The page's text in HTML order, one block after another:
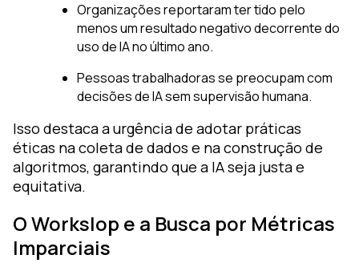
Organizações reportaram ter tido pelo
menos um resultado negativo decorrente do
uso de IA no último ano.
Pessoas trabalhadoras se preocupam com
decisões de IA sem supervisão humana.
Isso destaca a urgência de adotar práticas
éticas na coleta de dados e na construção de
algoritmos, garantindo que a IA seja justa e
equitativa.
O Workslop e a Busca por Métricas
Imparciais